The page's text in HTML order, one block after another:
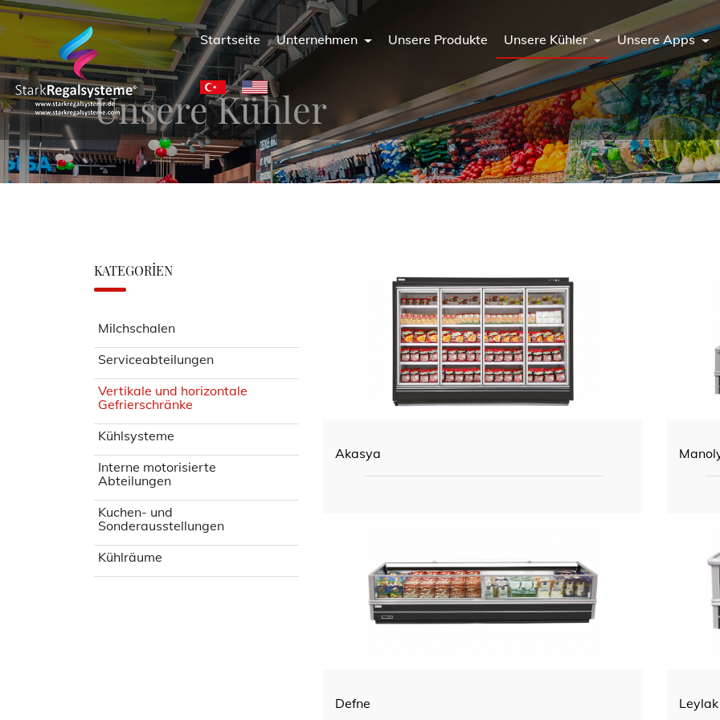
Startseite Unternehmen Unsere Produkte Unsere Kühler Unsere Apps
Unsere Kühler
KATEGORIEN
Milchschalen
Serviceabteilungen
Vertikale und horizontale
Gefrierschränke
Kühlsysteme
Interne motorisierte
Abteilungen
Kuchen- und
Sonderausstellungen
Kühlräume
Akasya
Defne Leylak